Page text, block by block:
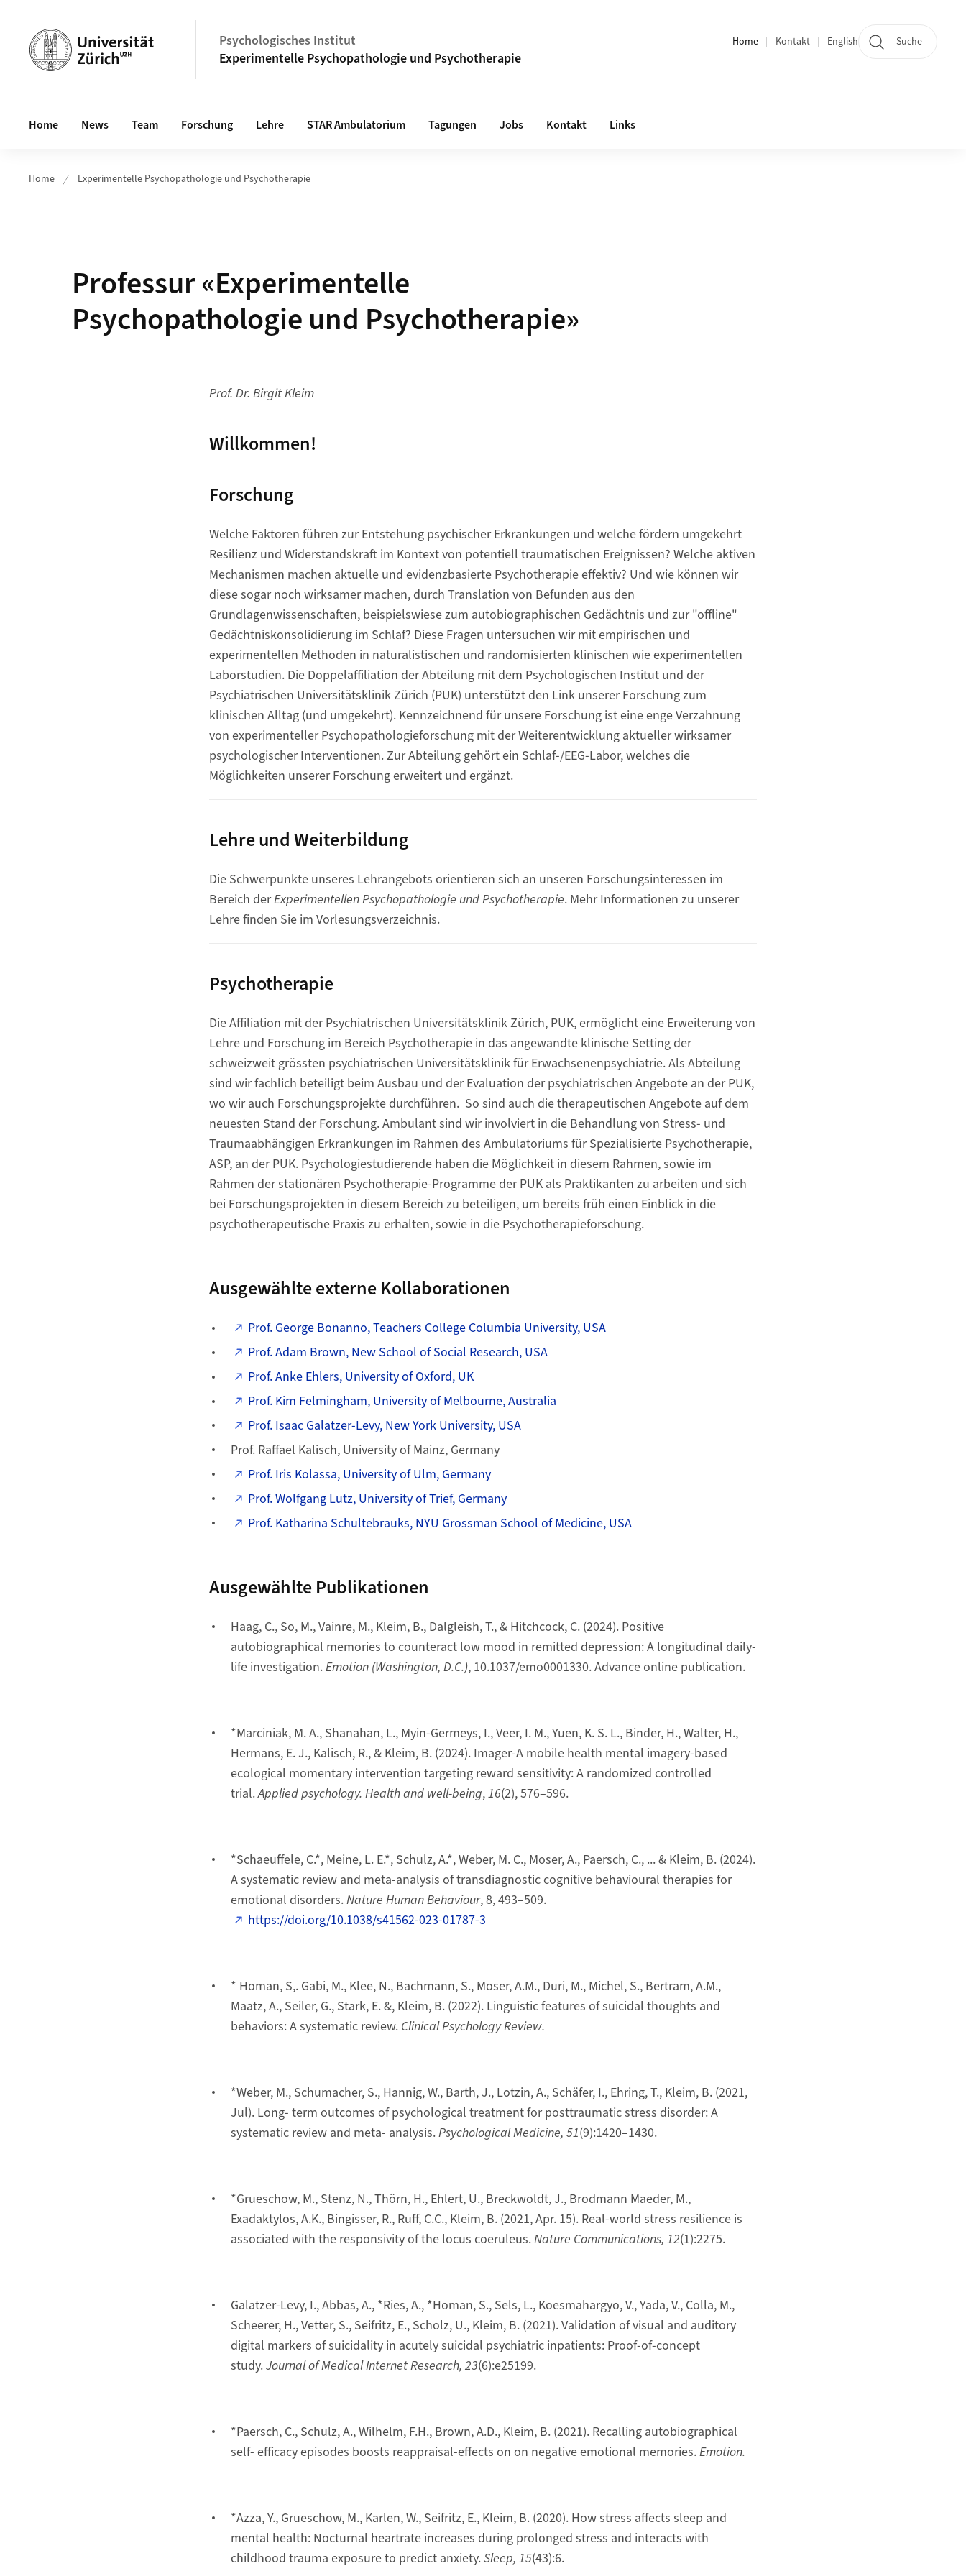
Psychologisches Institut
Experimentelle Psychopathologie und Psychotherapie
Bereichsnavigation
Home Kontakt English Suche
Home News Team Forschung Lehre STAR Ambulatorium Tagungen Jobs Kontakt Links
Home Experimentelle Psychopathologie und Psychotherapie
Professur «Experimentelle
Psychopathologie und Psychotherapie»
Prof. Dr. Birgit Kleim
Willkommen!
Forschung
Welche Faktoren führen zur Entstehung psychischer Erkrankungen und welche fördern umgekehrt
Resilienz und Widerstandskraft im Kontext von potentiell traumatischen Ereignissen? Welche aktiven
Mechanismen machen aktuelle und evidenzbasierte Psychotherapie effektiv? Und wie können wir
diese sogar noch wirksamer machen, durch Translation von Befunden aus den
Grundlagenwissenschaften, beispielswiese zum autobiographischen Gedächtnis und zur "offline"
Gedächtniskonsolidierung im Schlaf? Diese Fragen untersuchen wir mit empirischen und
experimentellen Methoden in naturalistischen und randomisierten klinischen wie experimentellen
Laborstudien. Die Doppelaffiliation der Abteilung mit dem Psychologischen Institut und der
Psychiatrischen Universitätsklinik Zürich (PUK) unterstützt den Link unserer Forschung zum
klinischen Alltag (und umgekehrt). Kennzeichnend für unsere Forschung ist eine enge Verzahnung
von experimenteller Psychopathologieforschung mit der Weiterentwicklung aktueller wirksamer
psychologischer Interventionen. Zur Abteilung gehört ein Schlaf-/EEG-Labor, welches die
Möglichkeiten unserer Forschung erweitert und ergänzt.
Lehre und Weiterbildung
Die Schwerpunkte unseres Lehrangebots orientieren sich an unseren Forschungsinteressen im
Bereich derExperimentellen Psychopathologie und Psychotherapie. Mehr Informationen zu unserer
Lehre finden Sie im Vorlesungsverzeichnis.
Psychotherapie
Die Affiliation mit der Psychiatrischen Universitätsklinik Zürich, PUK, ermöglicht eine Erweiterung von
Lehre und Forschung im Bereich Psychotherapie in das angewandte klinische Setting der
schweizweit grössten psychiatrischen Universitätsklinik für Erwachsenenpsychiatrie. Als Abteilung
sind wir fachlich beteiligt beim Ausbau und der Evaluation der psychiatrischen Angebote an der PUK,
wo wir auch Forschungsprojekte durchführen. So sind auch die therapeutischen Angebote auf dem
neuesten Stand der Forschung. Ambulant sind wir involviert in die Behandlung von Stress- und
Traumaabhängigen Erkrankungen im Rahmen des Ambulatoriums für Spezialisierte Psychotherapie,
ASP, an der PUK. Psychologiestudierende haben die Möglichkeit in diesem Rahmen, sowie im
Rahmen der stationären Psychotherapie-Programme der PUK als Praktikanten zu arbeiten und sich
bei Forschungsprojekten in diesem Bereich zu beteiligen, um bereits früh einen Einblick in die
psychotherapeutische Praxis zu erhalten, sowie in die Psychotherapieforschung.
Ausgewählte externe Kollaborationen
Prof. George Bonanno, Teachers College Columbia University, USA
Prof. Adam Brown, New School of Social Research, USA
Prof. Anke Ehlers, University of Oxford, UK
Prof. Kim Felmingham, University of Melbourne, Australia
Prof. Isaac Galatzer-Levy, New York University, USA
Prof. Raffael Kalisch, University of Mainz, Germany
Prof. Iris Kolassa, University of Ulm, Germany
Prof. Wolfgang Lutz, University of Trief, Germany
Prof. Katharina Schultebrauks, NYU Grossman School of Medicine, USA
Ausgewählte Publikationen
Haag, C., So, M., Vainre, M., Kleim, B., Dalgleish, T., & Hitchcock, C. (2024). Positive
autobiographical memories to counteract low mood in remitted depression: A longitudinal daily-
life investigation.Emotion (Washington, D.C.), 10.1037/emo0001330. Advance online publication.
*Marciniak, M. A., Shanahan, L., Myin-Germeys, I., Veer, I. M., Yuen, K. S. L., Binder, H., Walter, H.,
Hermans, E. J., Kalisch, R., & Kleim, B. (2024). Imager-A mobile health mental imagery-based
ecological momentary intervention targeting reward sensitivity: A randomized controlled
trial.Applied psychology. Health and well-being,16(2), 576–596.
*Schaeuffele, C.*, Meine, L. E.*, Schulz, A.*, Weber, M. C., Moser, A., Paersch, C., ... & Kleim, B. (2024).
A systematic review and meta-analysis of transdiagnostic cognitive behavioural therapies for
emotional disorders.Nature Human Behaviour, 8, 493–509.
https://doi.org/10.1038/s41562-023-01787-3
* Homan, S,. Gabi, M., Klee, N., Bachmann, S., Moser, A.M., Duri, M., Michel, S., Bertram, A.M.,
Maatz, A., Seiler, G., Stark, E. &, Kleim, B. (2022). Linguistic features of suicidal thoughts and
behaviors: A systematic review. Clinical Psychology Review.
*Weber, M., Schumacher, S., Hannig, W., Barth, J., Lotzin, A., Schäfer, I., Ehring, T., Kleim, B. (2021,
Jul). Long- term outcomes of psychological treatment for posttraumatic stress disorder: A
systematic review and meta- analysis.Psychological Medicine, 51(9):1420–1430.
*Grueschow, M., Stenz, N., Thörn, H., Ehlert, U., Breckwoldt, J., Brodmann Maeder, M.,
Exadaktylos, A.K., Bingisser, R., Ruff, C.C., Kleim, B. (2021, Apr. 15). Real-world stress resilience is
associated with the responsivity of the locus coeruleus.Nature Communications, 12(1):2275.
Galatzer-Levy, I., Abbas, A., *Ries, A., *Homan, S., Sels, L., Koesmahargyo, V., Yada, V., Colla, M.,
Scheerer, H., Vetter, S., Seifritz, E., Scholz, U., Kleim, B. (2021). Validation of visual and auditory
digital markers of suicidality in acutely suicidal psychiatric inpatients: Proof-of-concept
study.Journal of Medical Internet Research, 23(6):e25199.
*Paersch, C., Schulz, A., Wilhelm, F.H., Brown, A.D., Kleim, B. (2021). Recalling autobiographical
self- efficacy episodes boosts reappraisal-effects on on negative emotional memories.Emotion.
*Azza, Y., Grueschow, M., Karlen, W., Seifritz, E., Kleim, B. (2020). How stress affects sleep and
mental health: Nocturnal heartrate increases during prolonged stress and interacts with
childhood trauma exposure to predict anxiety.Sleep, 15(43):6.